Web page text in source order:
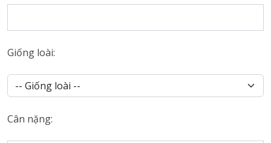
Giống loài:
Cân nặng: